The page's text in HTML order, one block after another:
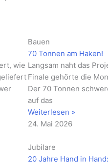
wie
Bauen
70 Tonnen am Haken!
Langsam naht das
Finale gehörte die
Der 70 Tonnen
auf das
Weiterlesen »
24. Mai 2026
Jubilare
20 Jahre Hand in